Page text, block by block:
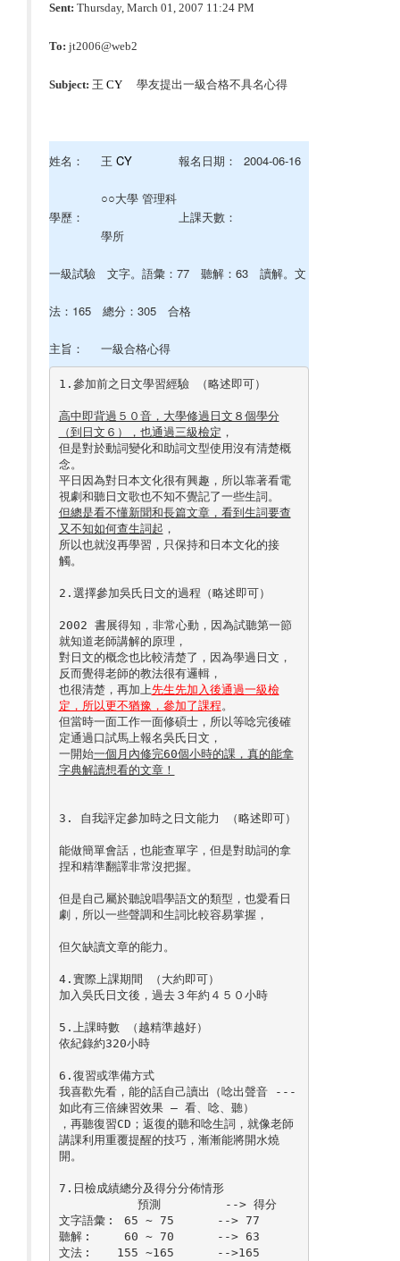
Sent: Thursday, March 01, 2007 11:24 PM
To: jt2006@web2
Subject: 王 CY 學友提出一級合格不具名心得
姓名： 王 CY 報名日期： 2004-06-16
學歷：
○○大學 管理科
學所
上課天數：
一級試驗 文字。語彙：77 聽解：63 讀解。文
法：165 總分：305 合格
主旨： 一級合格心得
1.參加前之日文學習經驗 （略述即可）
高中即背過５０音，大學修過日文８個學分
（到日文６），也通過三級檢定 ，
但是對於動詞變化和助詞文型使用沒有清楚概
念。
平日因為對日本文化很有興趣，所以靠著看電
但總是看不懂新聞和長篇文章，看到生詞要查
又不知如何查生詞起 ，
所以也就沒再學習，只保持和日本文化的接
觸。
2.選擇參加吳氏日文的過程（略述即可）
2002 書展得知，非常心動，因為試聽第一節
就知道老師講解的原理，
對日文的概念也比較清楚了，因為學過日文，
反而覺得老師的教法很有邏輯，
也很清楚，再加上先生先加入後通過一級檢
定，所以更不猶豫，參加了課程 。
但當時一面工作一面修碩士，所以等唸完後確
定通過口試馬上報名吳氏日文，
一開始一個月內修完60個小時的課，真的能拿
字典解讀想看的文章！
3. 自我評定參加時之日文能力 （略述即可）
能做簡單會話，也能查單字，但是對助詞的拿
捏和精準翻譯非常沒把握。
但是自己屬於聽說唱學語文的類型，也愛看日
劇，所以一些聲調和生詞比較容易掌握，
但欠缺讀文章的能力。
4.實際上課期間 （大約即可）
加入吳氏日文後，過去３年約４５０小時
5.上課時數 （越精準越好）
依紀錄約320小時
6.復習或準備方式
我喜歡先看，能的話自己讀出（唸出聲音 ---
如此有三倍練習效果 – 看、唸、聽）
，再聽復習CD；返復的聽和唸生詞，就像老師
講課利用重覆提醒的技巧，漸漸能將開水燒
開。
7.日檢成績總分及得分分佈情形
文字語彙︰ 65 ~ 75      --> 77
聽解︰　　 60 ~ 70      --> 63
文法︰　　155 ~165      -->165